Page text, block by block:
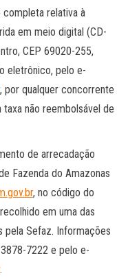
relativa à
em meio digital (CD-
CEP 69020-255,
eletrônico, pelo e-
, por qualquer concorrente
não reembolsável de
de arrecadação
Fazenda do Amazonas
, no código do
em uma das
pela Sefaz. Informações
7222 e pelo e-
.